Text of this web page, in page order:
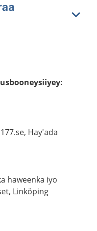
:
Hay'ada
haweenka iyo
Linköping